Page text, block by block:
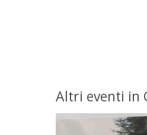
Altri eventi in